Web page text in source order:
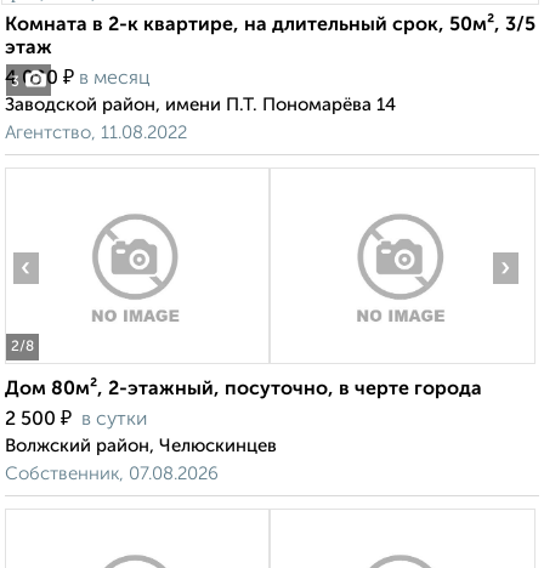
3
Комната в 2-к квартире, на длительный срок, 50м², 3/5
этаж
4 000 ₽ в месяц
Заводской район, имени П.Т. Пономарёва 14
Агентство, 11.08.2022
2/8
‹ ›
Дом 80м², 2-этажный, посуточно, в черте города
2 500 ₽ в сутки
Волжский район, Челюскинцев
Собственник, 07.08.2026